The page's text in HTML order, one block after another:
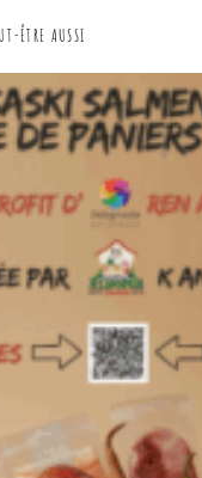
ÊTRE AUSSI